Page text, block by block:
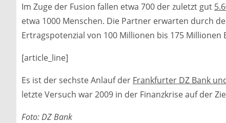
Im Zuge der Fusion fallen etwa 700 der zuletzt gut
etwa 1000 Menschen. Die Partner erwarten durch
Ertragspotenzial von 100 Millionen bis 175 Millionen
[article_line]
Es ist der sechste Anlauf der Frankfurter DZ Bank
letzte Versuch war 2009 in der Finanzkrise auf der
Foto: DZ Bank